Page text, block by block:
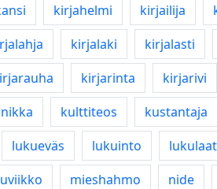
kirjahelmi kirjailija
kirjalaki kirjalasti
kirjarinta kirjarivi
kulttiteos kustantaja
lukueväs lukuinto
mieshahmo nide